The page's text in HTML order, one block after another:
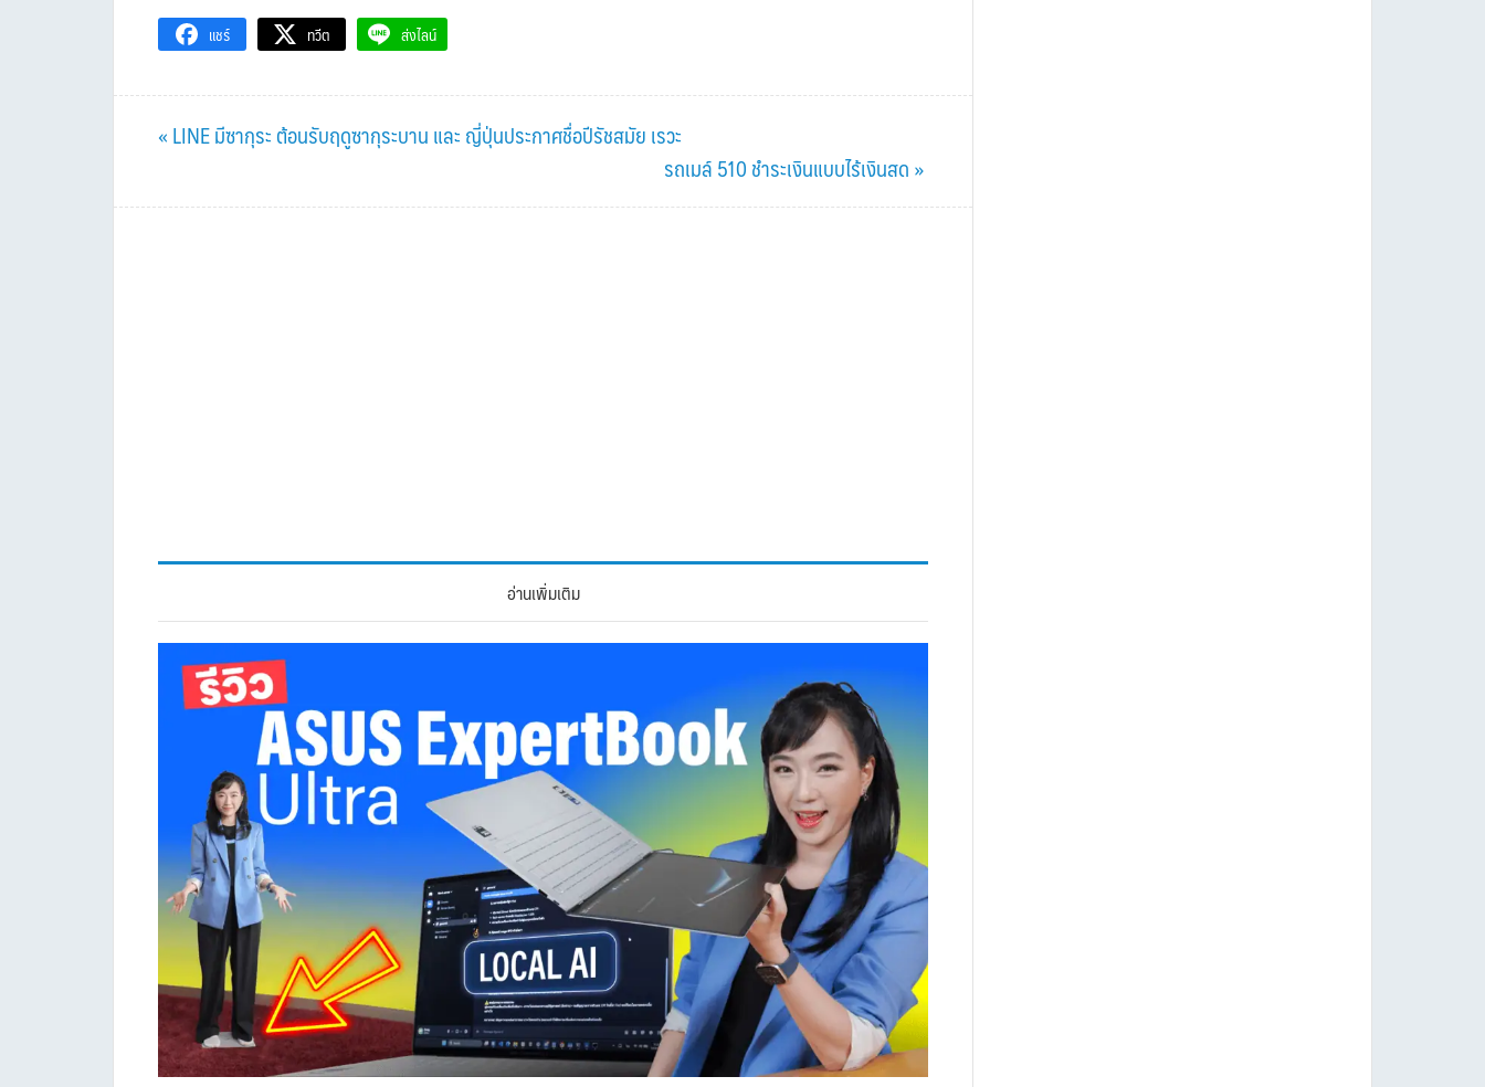
แชร์ ทวีต ส่งไลน์
Previous
« LINE มีซากุระ ต้อนรับฤดูซากุระบาน และ ญี่ปุ่นประกาศชื่อปีรัชสมัย เรวะ
Next
Post:
รถเมล์ 510 ชำระเงินแบบไร้เงินสด »
อ่านเพิ่มเติม